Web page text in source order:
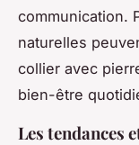
communication.
naturelles
collier avec
bien-être
Les tendances